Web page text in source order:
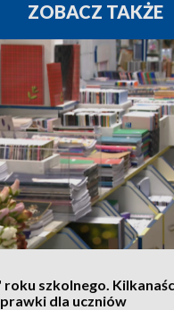
ZOBACZ TAKŻE
szkolnego.
dla uczniów